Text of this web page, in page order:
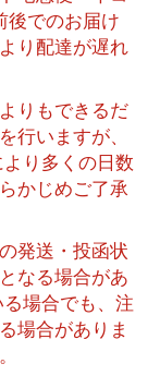
後でのお届け
り配達が遅れ
りもできるだ
行いますが、
り多くの日数
かじめご了承
発送・投函状
なる場合があ
場合でも、注
場合がありま